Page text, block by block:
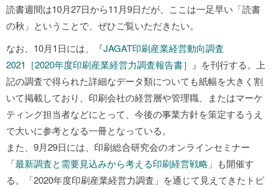
読書週間は10月27日から11月9日だが、ここは一足早い「読書
の秋」ということで、ぜひご覧いただきたい。
なお、10月1日には、『JAGAT印刷産業経営動向調査
2021［2020年度印刷産業経営力調査報告書］
』を刊行する。上
記の調査で得られた詳細なデータ類についても紙幅を大きく割
いて掲載しており、印刷会社の経営層や管理職、またはマーケ
ティング担当者などにとって、今後の事業方針を策定するうえ
で大いに参考となる一冊となっている。
また、9月29日には、印刷総合研究会のオンラインセミナー
「最新調査と需要見込みから考える印刷経営戦略 」も開催す
る。「2020年度印刷産業経営力調査」を通じて見えてきたトピ